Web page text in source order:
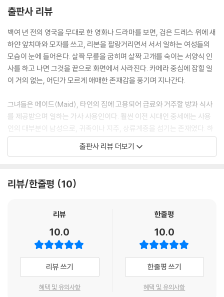
통금시간에 늦었다!
한껏 멋 부리고, 1년에 한 번 고향으로 내려가다
크리스마스와 사용인 무도회
박싱 데이
만들어내는 즐거움, 갖가지 장난
바느질, 뜨개질, 독서
「로맨스 소설」에 열중하다
제9장 메이드의 연인
보이프렌드는 「팔로워」라고 불렸다
메이드의 남자친구는 「해충」?
스태프의 직장 연애
원치 않은 임신, 그리고
장거리 연애의 비극
연인을 편지로 붙잡는다
column 「신분 차이의 사랑」, 전설과 현실
제10장 메이드의 미래
마님의 고민-어느 중산층 가정의 경우
출판사 리뷰
백여 년 전의 영국을 무대로 한 영화나 드라마를 보면, 검은 드레스 위에 새
하얀 앞치마와 모자를 쓰고, 리본을 팔랑거리면서 서서 일하는 여성들의
모습이 눈에 들어온다. 살짝 무릎을 굽히며 살짝 고개를 숙이는 서양식 인
사를 하고 나면 그것을 끝으로 화면에서 사라진다. 카메라 중심에 잡힐 일
이 거의 없는, 어딘가 모르게 애매한 존재감을 풍기며 지나간다.
그녀들은 메이드(Maid), 타인의 집에 고용되어 급료와 거주할 방과 식사
를 제공받으며 일하는 가사 사용인이다. 훨씬 이전 시대인 중세에는 사용
인의 대부분이 남성으로, 귀족이나 지주, 상류계층을 섬기는 존재였다. 하
지만 19세기에 이르러서는 여성이 압도적 다수를 차지하게 되었으며, 특
히 중류 계층에 고용된 메이드의 수가 급증한다. 산업혁명을 거치며 부를
급료가 낮은 미경험자 소녀 한 명이라도 고용하고자 혈안이 되어 있었기
학이 원작이라면 주연은 당연히 중류 이상의 신사와 숙녀. 더 내려온다 해
도 아가씨나 도련님까지다. 또한 매체에 따라 그녀들의 표정은 완전히 다
르게 보인다. 순박한 시골 소녀가 있는가 하면, 정조관념이 희박한 소악마
도 있다. 또한 덩치 큰 요리인이 있는 반면, 애처로움이 느껴질 정도로 야윈
소녀도 있다. 이들 가운데 가장 사실에 가까운 얼굴은 어느 것일까?
출판사 리뷰 더보기
리뷰/한줄평 10
리뷰
10.0
리뷰 쓰기
혜택 및 유의사항
한줄평
10.0
한줄평 쓰기
혜택 및 유의사항